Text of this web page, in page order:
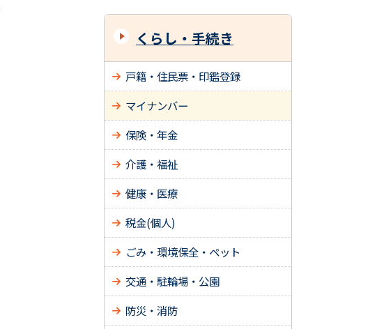
くらし・手続き
戸籍・住民票・印鑑登録
マイナンバー
保険・年金
介護・福祉
健康・医療
税金(個人)
ごみ・環境保全・ペット
交通・駐輪場・公園
防災・消防